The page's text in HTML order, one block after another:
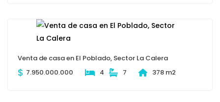
Venta de casa en El Poblado, Sector La Calera
$ 7.950.000.000 4 7 378 m2